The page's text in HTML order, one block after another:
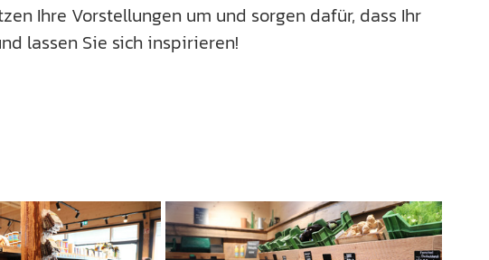
Ihre Vorstellungen um und sorgen dafür, dass Ihr
lassen Sie sich inspirieren!